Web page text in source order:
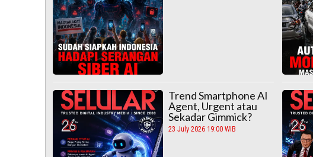
Trend Smartphone AI
Agent, Urgent atau
Sekadar Gimmick?
23 July 2026 19:00 WIB